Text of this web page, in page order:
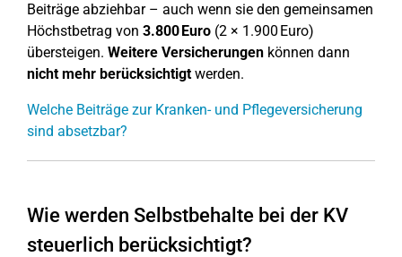
Beiträge abziehbar – auch wenn sie den gemeinsamen
Höchstbetrag von 3.800 Euro (2 × 1.900 Euro)
übersteigen. Weitere Versicherungen können dann
nicht mehr berücksichtigtwerden.
Welche Beiträge zur Kranken- und Pflegeversicherung
sind absetzbar?
Wie werden Selbstbehalte bei der KV
steuerlich berücksichtigt?